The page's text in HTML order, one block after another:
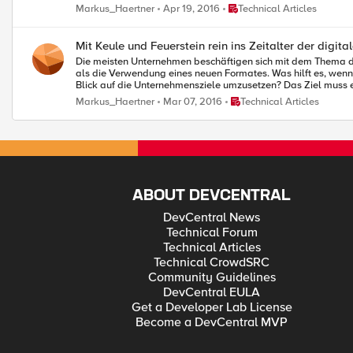
digitalen Transformation, Industrie 4.0 und Internet der Dinge vielschichtiger und unauffälliger. Laut dem Lagebericht 2015 des BSI
berücksichtigt, und zwar auch dann nicht, wenn ein Ausfall der betreffenden
mangelhafter IT-Sicherheit. Dabei kann IT-Sicherheit nach
lässt sich wirtschaftlich vertreten und schützt bereits gegen eine Vielzahl heutiger Angriffe. Wie also finden wir diese Fachkräfte und
werden kann? Diese Frage beantworte ich Ihnen in
Markus_Haertner Apr 19, 2016 Place Technical Articles
Technical Articles
Mit Keule und Feuerstein rein ins Zeitalter der
Die meisten Unternehmen beschäftigen sich mit dem Thema digitale
als die Verwendung eines neuen Formates. Was hilft es, wenn wir alte Prozesse einfach digital
Blick auf die Unternehmensziele umzusetzen? Das Ziel
durch Laptops, Smartphones, Tablets und Wearables ersetzen, die Prozesse dahinter aber nicht ändern. Wie
Kundenbedürfnissen Rechnung trägt? Die Antwort ist
Umsatzverantwortung hat. Eine Person, die sozusagen von
mein Blogbeitrag auf silicon.de, der sich mit dem Thema
Markus_Haertner Mar 07, 2016 Place Technical Articles
Technical Articles
ABOUT DEVCENTRAL
DevCentral News
Technical Forum
Technical Articles
Technical CrowdSRC
Community Guidelines
DevCentral EULA
Get a Developer Lab License
Become a DevCentral MVP